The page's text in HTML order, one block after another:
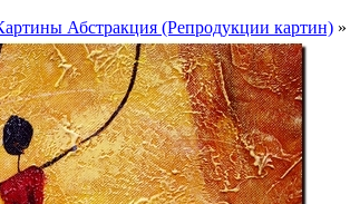
Абстракция (Репродукции картин) »